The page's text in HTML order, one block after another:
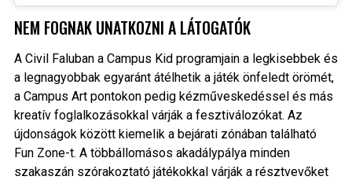
NEM FOGNAK UNATKOZNI A LÁTOGATÓK
A Civil Faluban a Campus Kid programjain a legkisebbek és
a legnagyobbak egyaránt átélhetik a játék önfeledt örömét,
a Campus Art pontokon pedig kézműveskedéssel és más
kreatív foglalkozásokkal várják a fesztiválozókat. Az
újdonságok között kiemelik a bejárati zónában található
Fun Zone-t. A többállomásos akadálypálya minden
szakaszán szórakoztató játékokkal várják a résztvevőket